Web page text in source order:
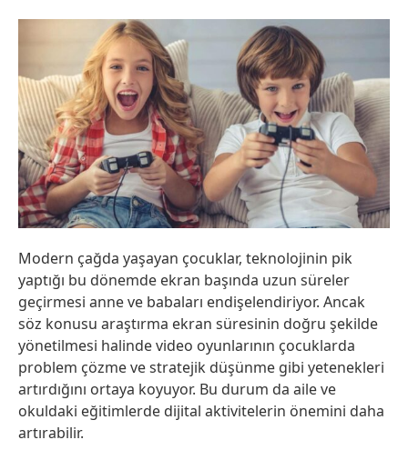
Modern çağda yaşayan çocuklar, teknolojinin pik
yaptığı bu dönemde ekran başında uzun süreler
geçirmesi anne ve babaları endişelendiriyor. Ancak
söz konusu araştırma ekran süresinin doğru şekilde
yönetilmesi halinde video oyunlarının çocuklarda
problem çözme ve stratejik düşünme gibi yetenekleri
artırdığını ortaya koyuyor. Bu durum da aile ve
okuldaki eğitimlerde dijital aktivitelerin önemini daha
artırabilir.